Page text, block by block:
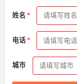
姓名
电话
城市
请到院出
2026-8-6 广西的
请到院出示
2026-8-4 陕西的
请到院出